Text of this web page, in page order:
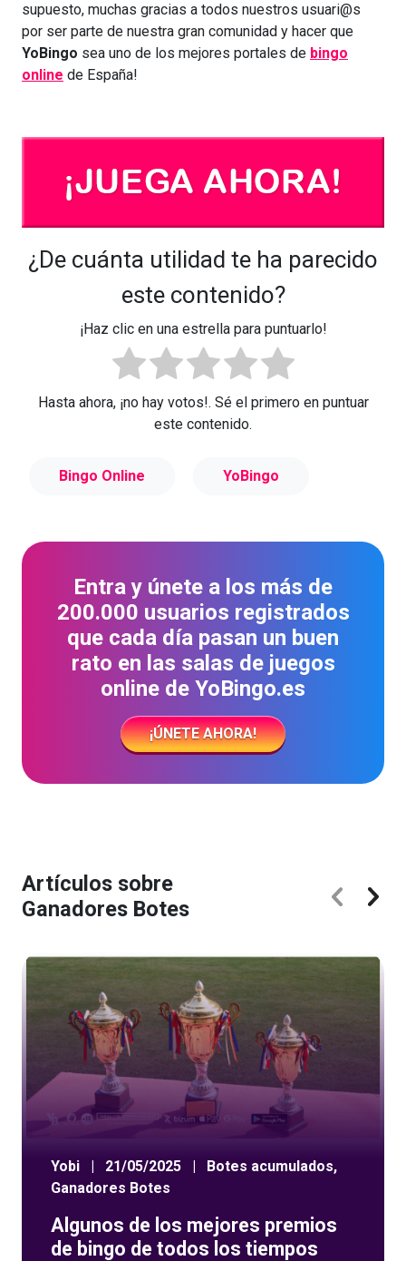
supuesto, muchas gracias a todos nuestros usuari@s
por ser parte de nuestra gran comunidad y hacer que
YoBingo sea uno de los mejores portales de bingo
online de España!
¿De cuánta utilidad te ha parecido
este contenido?
¡Haz clic en una estrella para puntuarlo!
Hasta ahora, ¡no hay votos!. Sé el primero en puntuar
este contenido.
Bingo Online YoBingo
Entra y únete a los más de
200.000 usuarios registrados
que cada día pasan un buen
rato en las salas de juegos
online de YoBingo.es
¡ÚNETE AHORA!
Artículos sobre
Ganadores Botes
Yobi | 21/05/2025 | Botes acumulados,
Ganadores Botes
Algunos de los mejores premios
de bingo de todos los tiempos